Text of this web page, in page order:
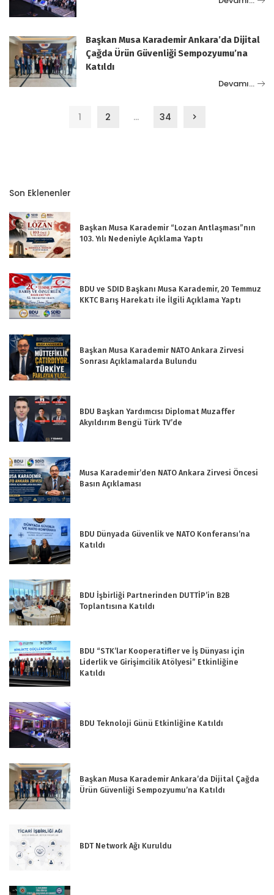
Başkan Musa Karademir Ankara’da Dijital
Çağda Ürün Güvenliği Sempozyumu’na
Katıldı
Devamı…
1 2 … 34
Son Eklenenler
Başkan Musa Karademir “Lozan Antlaşması”nın
103. Yılı Nedeniyle Açıklama Yaptı
BDU ve SDID Başkanı Musa Karademir, 20 Temmuz
KKTC Barış Harekatı ile İlgili Açıklama Yaptı
Başkan Musa Karademir NATO Ankara Zirvesi
Sonrası Açıklamalarda Bulundu
BDU Başkan Yardımcısı Diplomat Muzaffer
Akyıldırım Bengü Türk TV’de
Musa Karademir’den NATO Ankara Zirvesi Öncesi
Basın Açıklaması
BDU Dünyada Güvenlik ve NATO Konferansı’na
Katıldı
BDU İşbirliği Partnerinden DUTTİP’in B2B
Toplantısına Katıldı
BDU “STK’lar Kooperatifler ve İş Dünyası için
Liderlik ve Girişimcilik Atölyesi” Etkinliğine
Katıldı
BDU Teknoloji Günü Etkinliğine Katıldı
Başkan Musa Karademir Ankara’da Dijital Çağda
Ürün Güvenliği Sempozyumu’na Katıldı
BDT Network Ağı Kuruldu